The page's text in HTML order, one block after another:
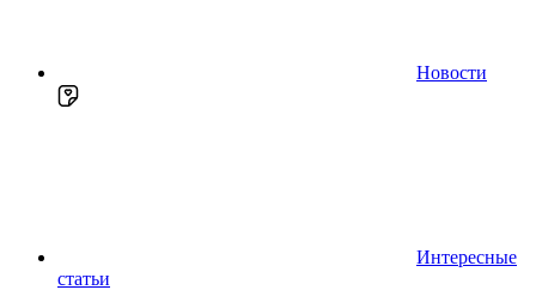
Новости
Интересные
статьи